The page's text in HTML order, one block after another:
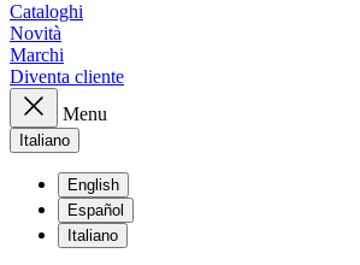
Cataloghi
Novità
Marchi
Diventa cliente
Menu
Italiano
English
Español
Italiano